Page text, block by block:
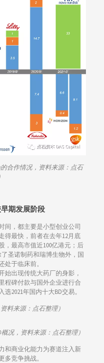
的合作情况，资料来源：点石
期发展阶段
间，都主要是小型创业公司
得最快，前者在去年12月底
，最高市值近100亿港元；后
圣诺制药和瑞博生物外，国
处于临床前。
始出现传统大药厂的身影，
程碑付款与国外企业进行合
2021年国内十大BD交易。
料来源：点石整理）
况，资料来源：点石整理）
和商业化能力为赛道注入新
竞争挑战。